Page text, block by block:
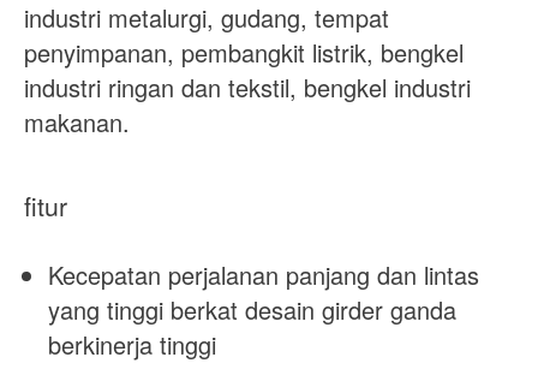
industri metalurgi, gudang, tempat
penyimpanan, pembangkit listrik, bengkel
industri ringan dan tekstil, bengkel industri
makanan.
fitur
Kecepatan perjalanan panjang dan lintas
yang tinggi berkat desain girder ganda
berkinerja tinggi